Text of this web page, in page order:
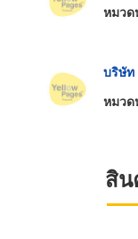
หมวด
บริษัท
หมวด
สิ